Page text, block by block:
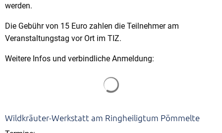
werden.
Die Gebühr von 15 Euro zahlen die Teilnehmer am
Veranstaltungstag vor Ort im TIZ.
Weitere Infos und verbindliche Anmeldung:
Wildkräuter-Werkstatt am Ringheiligtum Pömmelte